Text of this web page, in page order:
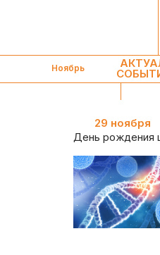
Ноябрь
29 ноября
День рождения